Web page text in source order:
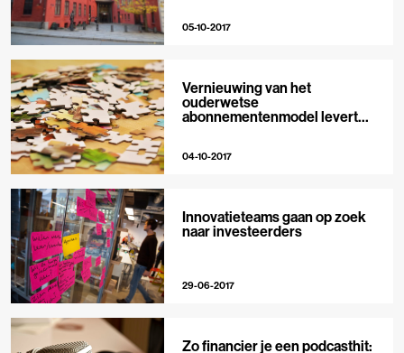
05-10-2017
Vernieuwing van het
ouderwetse
abonnementenmodel levert
04-10-2017
Innovatieteams gaan op zoek
naar investeerders
29-06-2017
Zo financier je een podcasthit: